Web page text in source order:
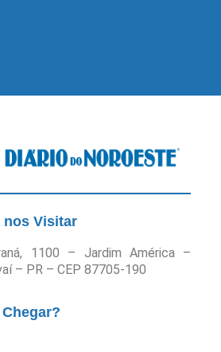
nos Visitar
1100 – Jardim América –
– PR – CEP 87705-190